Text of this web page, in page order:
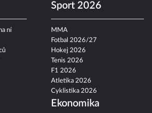
ní
Sport 2026
MMA
Fotbal 2026/27
Hokej 2026
Tenis 2026
F1 2026
Atletika 2026
Cyklistika 2026
Ekonomika